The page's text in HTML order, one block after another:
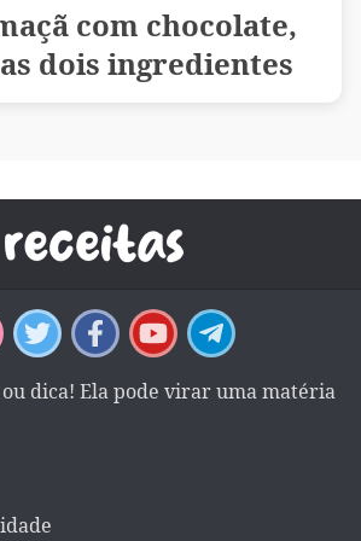
com chocolate,
dois ingredientes
dica! Ela pode virar uma matéria